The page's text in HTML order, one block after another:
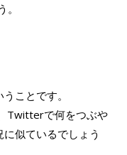
ことです。
Twitterで何をつぶや
似ているでしょう